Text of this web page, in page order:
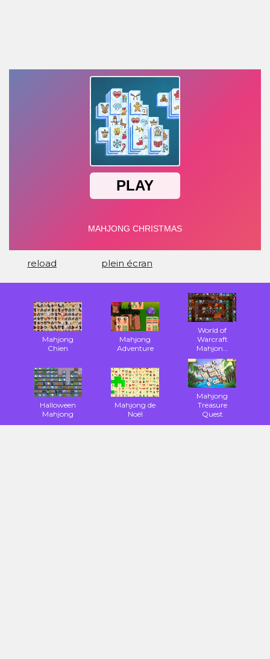
reload plein écran
Mahjong
Chien
Mahjong
Adventure
World of
Warcraft
Mahjon...
Halloween
Mahjong
Mahjong de
Noël
Mahjong
Treasure
Quest